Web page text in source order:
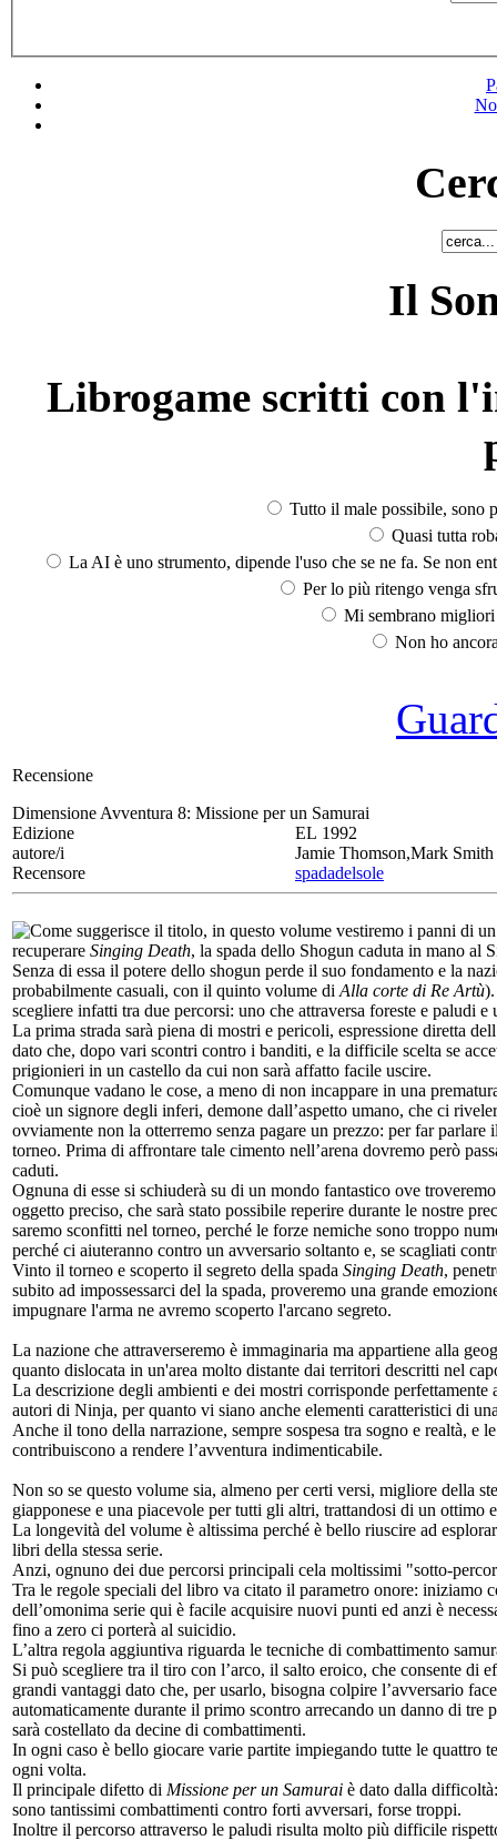
Il
Librogame scritti con
Tutto il male possibile, sono
Quasi tutta
La AI è uno strumento, dipende l'uso che se ne fa. Se non
Per lo più ritengo venga
Mi sembrano
Non ho
Recensione
Dimensione Avventura 8: Missione per un Samurai
Edizione
EL 1992
autore/i
Jamie Thomson,Mark Smith
Recensore
spadadelsole
Come suggerisce il titolo, in questo volume vestiremo i panni di
recuperare Singing Death, la spada dello Shogun caduta in mano al
Senza di essa il potere dello shogun perde il suo fondamento e la
probabilmente casuali, con il quinto volume di Alla corte di Re Artù
scegliere infatti tra due percorsi: uno che attraversa foreste e paludi
La prima strada sarà piena di mostri e pericoli, espressione diretta
dato che, dopo vari scontri contro i banditi, e la difficile scelta se
prigionieri in un castello da cui non sarà affatto facile uscire.
Comunque vadano le cose, a meno di non incappare in una
cioè un signore degli inferi, demone dall’aspetto umano, che ci
ovviamente non la otterremo senza pagare un prezzo: per far
torneo. Prima di affrontare tale cimento nell’arena dovremo però
caduti.
Ognuna di esse si schiuderà su di un mondo fantastico ove
oggetto preciso, che sarà stato possibile reperire durante le nostre
saremo sconfitti nel torneo, perché le forze nemiche sono troppo
perché ci aiuteranno contro un avversario soltanto e, se scagliati
Vinto il torneo e scoperto il segreto della spada Singing Death,
subito ad impossessarci del la spada, proveremo una grande
impugnare l'arma ne avremo scoperto l'arcano segreto.
La nazione che attraverseremo è immaginaria ma appartiene alla
quanto dislocata in un'area molto distante dai territori descritti nel
La descrizione degli ambienti e dei mostri corrisponde
autori di Ninja, per quanto vi siano anche elementi caratteristici di
Anche il tono della narrazione, sempre sospesa tra sogno e realtà,
contribuiscono a rendere l’avventura indimenticabile.
Non so se questo volume sia, almeno per certi versi, migliore della
giapponese e una piacevole per tutti gli altri, trattandosi di un ottimo
La longevità del volume è altissima perché è bello riuscire ad
libri della stessa serie.
Anzi, ognuno dei due percorsi principali cela moltissimi "sotto-
Tra le regole speciali del libro va citato il parametro onore: iniziamo
dell’omonima serie qui è facile acquisire nuovi punti ed anzi è
fino a zero ci porterà al suicidio.
L’altra regola aggiuntiva riguarda le tecniche di combattimento
Si può scegliere tra il tiro con l’arco, il salto eroico, che consente di
grandi vantaggi dato che, per usarlo, bisogna colpire l’avversario
automaticamente durante il primo scontro arrecando un danno di
sarà costellato da decine di combattimenti.
In ogni caso è bello giocare varie partite impiegando tutte le quattro
ogni volta.
Il principale difetto di Missione per un Samurai è dato dalla
sono tantissimi combattimenti contro forti avversari, forse troppi.
Inoltre il percorso attraverso le paludi risulta molto più difficile